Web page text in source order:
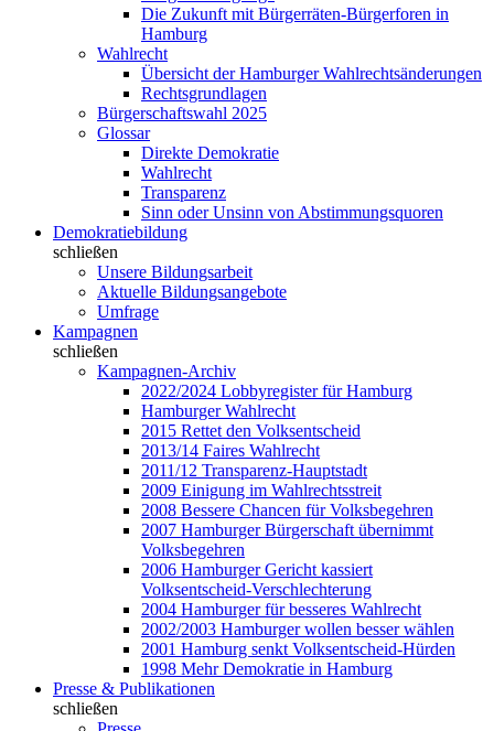
Die Zukunft mit Bürgerräten-Bürgerforen in
Hamburg
Wahlrecht
Übersicht der Hamburger Wahlrechtsänderungen
Rechtsgrundlagen
Bürgerschaftswahl 2025
Glossar
Direkte Demokratie
Wahlrecht
Transparenz
Sinn oder Unsinn von Abstimmungsquoren
Demokratiebildung
schließen
Unsere Bildungsarbeit
Aktuelle Bildungsangebote
Umfrage
Kampagnen
schließen
Kampagnen-Archiv
2022/2024 Lobbyregister für Hamburg
Hamburger Wahlrecht
2015 Rettet den Volksentscheid
2013/14 Faires Wahlrecht
2011/12 Transparenz-Hauptstadt
2009 Einigung im Wahlrechtsstreit
2008 Bessere Chancen für Volksbegehren
2007 Hamburger Bürgerschaft übernimmt
Volksbegehren
2006 Hamburger Gericht kassiert
Volksentscheid-Verschlechterung
2004 Hamburger für besseres Wahlrecht
2002/2003 Hamburger wollen besser wählen
2001 Hamburg senkt Volksentscheid-Hürden
1998 Mehr Demokratie in Hamburg
Presse & Publikationen
schließen